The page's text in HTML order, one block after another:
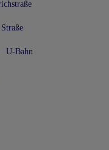
U-Bahn